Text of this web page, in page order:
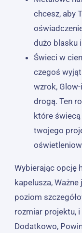
chcesz, aby
dużo blasku
Świeci w
czegoś
wzrok,
drogą. Ten
które
twojego
Wybierając opcję
kapelusza,
poziom
rozmiar projektu,
Dodatkowo,